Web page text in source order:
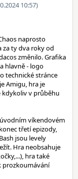
10:57)
naprosto
za ty dva roky od
změnilo. Grafika
hlavně - logo
technické stránce
Amigu, hra je
kdykoliv v průběhu
víkendovém
třetí epizody,
jsou levely
Hra neobsahuje
hra také
prozkoumávání